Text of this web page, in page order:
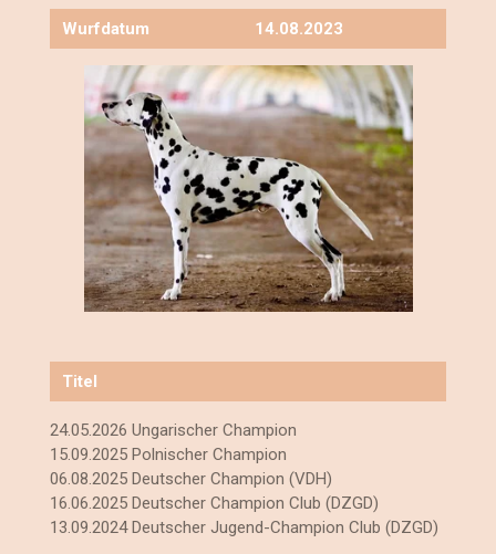
Wurfdatum 14.08.2023
Titel
24.05.2026 Ungarischer Champion
15.09.2025 Polnischer Champion
06.08.2025 Deutscher Champion (VDH)
16.06.2025 Deutscher Champion Club (DZGD)
13.09.2024 Deutscher Jugend-Champion Club (DZGD)